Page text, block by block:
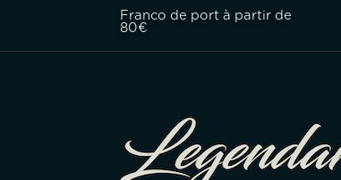
Franco de port à partir de
80€